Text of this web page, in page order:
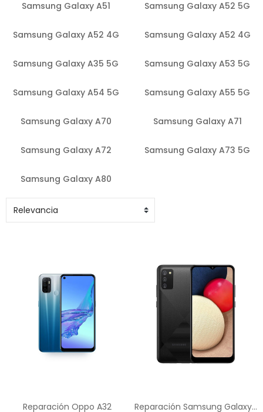
Samsung Galaxy A51 Samsung Galaxy A52 5G
Samsung Galaxy A52 4G Samsung Galaxy A52 4G
Samsung Galaxy A35 5G Samsung Galaxy A53 5G
Samsung Galaxy A54 5G Samsung Galaxy A55 5G
Samsung Galaxy A70 Samsung Galaxy A71
Samsung Galaxy A72 Samsung Galaxy A73 5G
Samsung Galaxy A80
Reparación Oppo A32 Reparación Samsung Galaxy A02s